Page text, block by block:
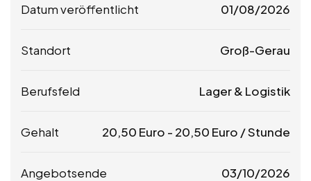
Datum veröffentlicht 01/08/2026
Standort Groß-Gerau
Berufsfeld Lager & Logistik
Gehalt 20,50 Euro - 20,50 Euro / Stunde
Angebotsende 03/10/2026